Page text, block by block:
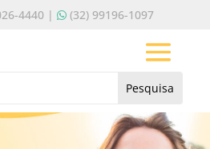
4440 | (32) 99196-1097